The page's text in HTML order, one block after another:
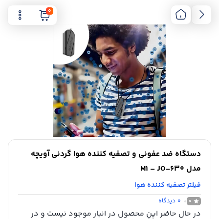
0
دستگاه ضد عفونی و تصفیه کننده هوا گردنی آویچه
مدل M1 – JO-630
فیلتر تصفیه کننده هوا
0
0 دیدگاه
در حال حاضر این محصول در انبار موجود نیست و در